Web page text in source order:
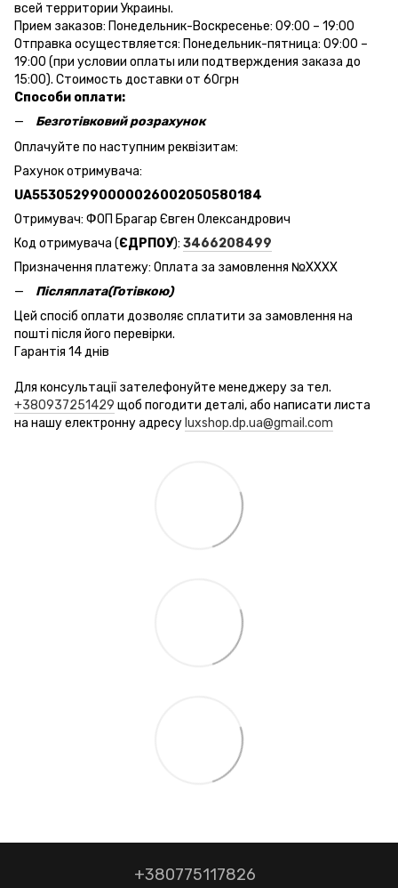
всей территории Украины.
Прием заказов: Понедельник-Воскресенье: 09:00 – 19:00
Отправка осуществляется: Понедельник-пятница: 09:00 –
19:00 (при условии оплаты или подтверждения заказа до
15:00). Стоимость доставки от 60грн
Способи оплати:
Безготівковий розрахунок
Оплачуйте по наступним реквізитам:
Рахунок отримувача:
UA553052990000026002050580184
Отримувач: ФОП Брагар Євген Олександрович
Код отримувача (ЄДРПОУ): 3466208499
Призначення платежу: Оплата за замовлення №ХХХХ
Післяплата(Готівкою)
Цей спосіб оплати дозволяє сплатити за замовлення на
пошті після його перевірки.
Гарантія 14 днів
Для консультації зателефонуйте менеджеру за тел.
+380937251429 щоб погодити деталі, або написати листа
на нашу електронну адресу luxshop.dp.ua@gmail.com
+380775117826